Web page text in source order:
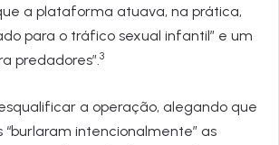
a plataforma atuava, na prática,
para o tráfico sexual infantil” e um
predadores”. 3
a operação, alegando que
“burlaram intencionalmente” as